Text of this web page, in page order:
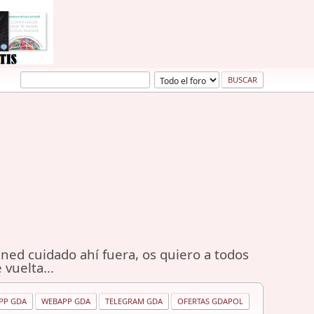
cuidado ahí fuera, os quiero a todos
vuelta...
GDA WEBAPP GDA TELEGRAM GDA OFERTAS GDAPOL